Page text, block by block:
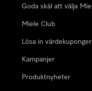
Goda skäl att välja
Miele Club
Lösa in värdekuponger
Kampanjer
Produktnyheter